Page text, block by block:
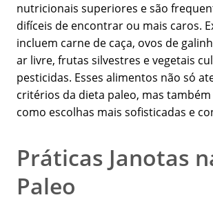
nutricionais superiores e são
difíceis de encontrar ou mais caros.
incluem carne de caça, ovos de
ar livre, frutas silvestres e vegetais
pesticidas. Esses alimentos não só
critérios da dieta paleo, mas
como escolhas mais sofisticadas e
Práticas Janotas
Paleo